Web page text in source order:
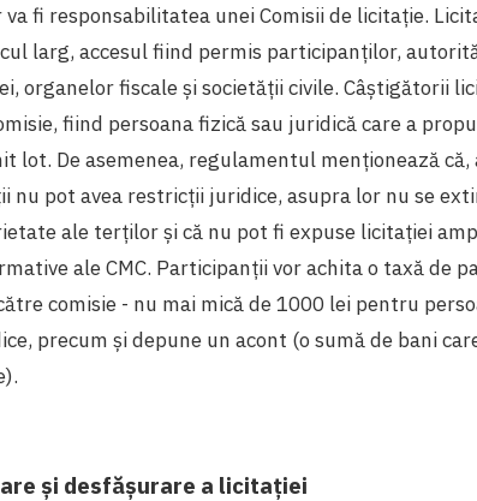
fi responsabilitatea unei Comisii de licitație.
larg, accesul fiind permis participanților,
organelor fiscale și societății civile. Câștigătorii
fiind persoana fizică sau juridică care a
lot. De asemenea, regulamentul menționează
nu pot avea restricții juridice, asupra lor nu se
ale terților și că nu pot fi expuse licitației
ale CMC. Participanții vor achita o taxă de
comisie - nu mai mică de 1000 lei pentru
precum și depune un acont (o sumă de bani
și desfășurare a licitației